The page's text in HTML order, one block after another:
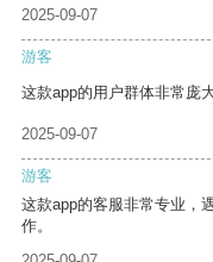
2025-09-07
游客
这款app的用户群体非常庞
2025-09-07
游客
这款app的客服非常专业，
作。